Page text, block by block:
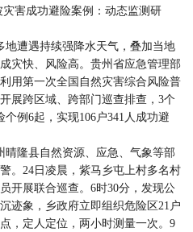
害成功避险案例：动态监测研
遭遇持续强降水天气，叠加当地
灾快、风险高。贵州省应急管理部
用第一次全国自然灾害综合风险普
展跨区域、跨部门巡查排查，3个
例6起，实现106户341人成功避
隆县自然资源、应急、气象等部
。24日凌晨，紫马乡屯上村多名村
开展联合巡查。6时30分，发现公
迹象，乡政府立即组织危险区21户
，定人定位，两小时测量一次。9